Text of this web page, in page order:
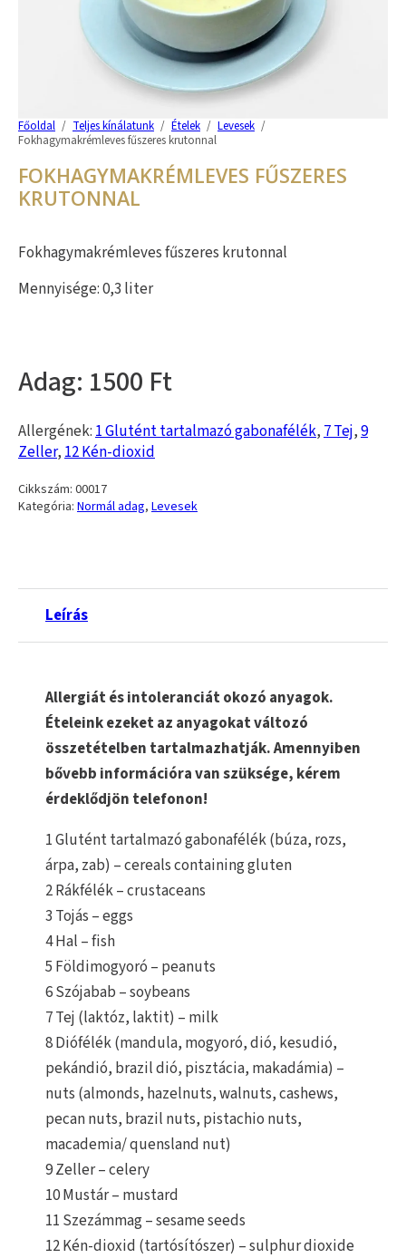
Főoldal / Teljes kínálatunk / Ételek / Levesek /
Fokhagymakrémleves fűszeres krutonnal
FOKHAGYMAKRÉMLEVES FŰSZERES
KRUTONNAL
Fokhagymakrémleves fűszeres krutonnal
Mennyisége: 0,3 liter
1500
Allergének:1 Glutént tartalmazó gabonafélék,7 Tej,9
Zeller,12 Kén-dioxid
Cikkszám: 00017
Kategória: Normál adag, Levesek
Leírás
Allergiát és intoleranciát okozó anyagok.
Ételeink ezeket az anyagokat változó
összetételben tartalmazhatják. Amennyiben
bővebb információra van szüksége, kérem
érdeklődjön telefonon!
1 Glutént tartalmazó gabonafélék (búza, rozs,
árpa, zab) – cereals containing gluten
2 Rákfélék – crustaceans
3 Tojás – eggs
4 Hal – fish
5 Földimogyoró – peanuts
6 Szójabab – soybeans
7 Tej (laktóz, laktit) – milk
8 Diófélék (mandula, mogyoró, dió, kesudió,
pekándió, brazil dió, pisztácia, makadámia) –
nuts (almonds, hazelnuts, walnuts, cashews,
pecan nuts, brazil nuts, pistachio nuts,
macademia/ quensland nut)
9 Zeller – celery
10 Mustár – mustard
11 Szezámmag – sesame seeds
12 Kén-dioxid (tartósítószer) – sulphur dioxide